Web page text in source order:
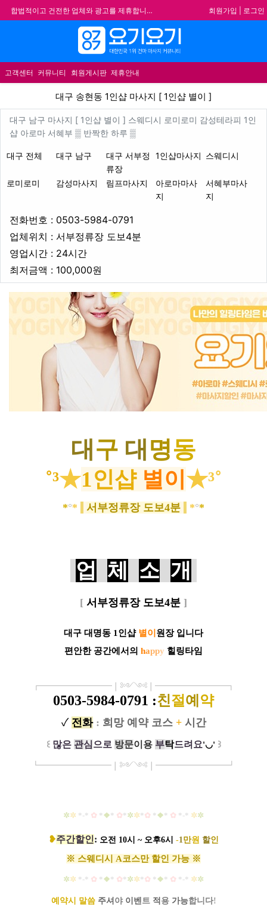
합법적이고 건전한 업체와 광고를 제휴합니다.
★요기요기 설 연휴 휴무 안내★
★ 요기요기 업체회원 안내사항 ★
불건전한 게시글은 삭제 및 회원탈퇴 됩니다.
회원가입 로그인
고객센터 커뮤니티 회원게시판 제휴안내
대구 송현동 1인샵 마사지 [ 1
대구 송현동 1인샵 마사지 [ 1인샵 별이 ]
업체 정보
대구 남구 마사지 [ 1인샵 별이 ]
대구 남구 마사지 [ 1인샵 별이 ] 스웨디시 로미로미 감성테라피 1인
샵 아로마 서혜부 ▒ 반짝한 하루 ▒Description
대구 전체 대구 남구
대구 서부정
류장
지역1 1인샵마사지 스웨디시
로미로미 감성마사지 림프마사지
아로마마사
지
서혜부마사
지
테마
전화번호 : 0503-5984-0791
업체위치 : 서부정류장 도보4분
영업시간 : 24시간영업시간
최저금액 : 100,000원
본문
대구 대명동
˚³★1인샵 별이★³˚
*°* 서부정류장 도보4분 *°*
업 체 소 개
[ 서부정류장 도보4분 ]
대구 대명동 1인샵 별이 원장 입니다
편안한 공간에서의 happy 힐링타임
┏━━━━━━━━ ❘༻༺❘ ━━━━━━━━┓
0503-5984-0791 :친절 예 약
✓ 전 화 : 희망 예약 코스 + 시간
꒰ 많은 관심 으로 방문이 용 부탁드려요'◡' ꒱
┗━━━━━━━━ ❘༻༺❘ ━━━━━━━━┛
✲✲ *-* ✿ * ❖* ✿* ✲✲* ✿ * ❖* ✿ *-* ✲✲
❥주간할인: 오전 10시 ~ 오후6시 -1 만원 할인
※ 스웨디시 A코스만 할인 가능 ※
✲✲ *-* ✿ * ❖* ✿* ✲✲* ✿ * ❖* ✿ *-* ✲✲
예약시 말씀 주셔 야 이벤 트 적 용 가능합니다!